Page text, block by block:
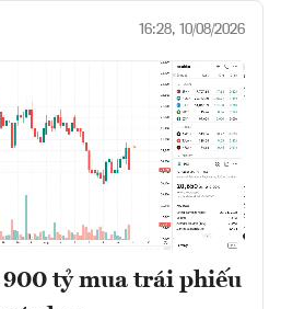
16:28, 10/08/2026
900 tỷ mua trái phiếu